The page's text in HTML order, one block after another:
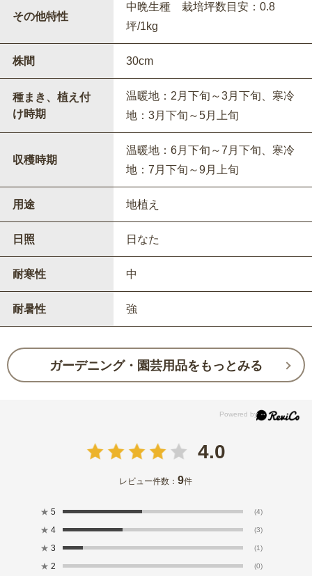
その他特性
中晩生種 栽培坪数目安：0.8
坪/1kg
株間 30cm
種まき、植え付
け時期
温暖地：2月下旬～3月下旬、寒冷
地：3月下旬～5月上旬
収穫時期
温暖地：6月下旬～7月下旬、寒冷
地：7月下旬～9月上旬
用途 地植え
日照 日なた
耐寒性 中
耐暑性 強
ガーデニング・園芸用品をもっとみる
4.0
レビュー件数：9件
★ 5 (4)
★ 4 (3)
★ 3 (1)
★ 2 (0)